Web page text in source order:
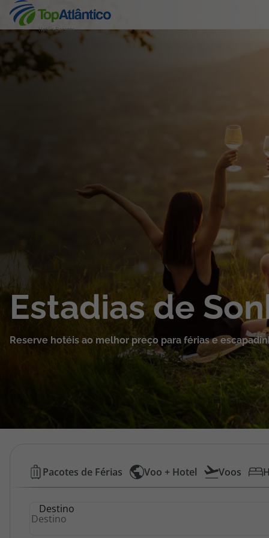
Hotéis Baratos
Destinos
Pacotes de Férias
Cruzeiros
Promoções
Área de Cliente
Estadias de
Reserve hotéis ao melhor preço para férias e
Hotéis
Baratos
Pacotes de Férias Voo + Hotel Voos
Destino